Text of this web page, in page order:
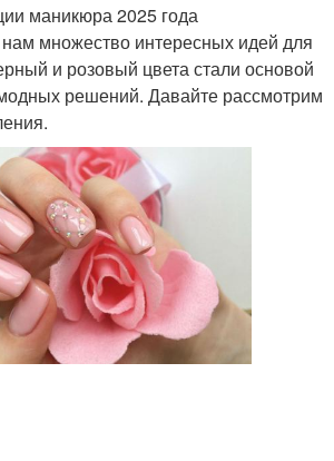
маникюра 2025 года
множество интересных идей для
и розовый цвета стали основой
решений. Давайте рассмотрим